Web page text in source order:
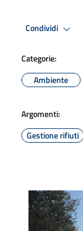
Condividi
Categorie:
Ambiente
Argomenti:
Gestione rifiuti